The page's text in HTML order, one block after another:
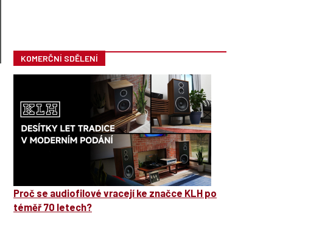
KOMERČNÍ SDĚLENÍ
Proč se audiofilové vracejí ke značce KLH po
téměř 70 letech?